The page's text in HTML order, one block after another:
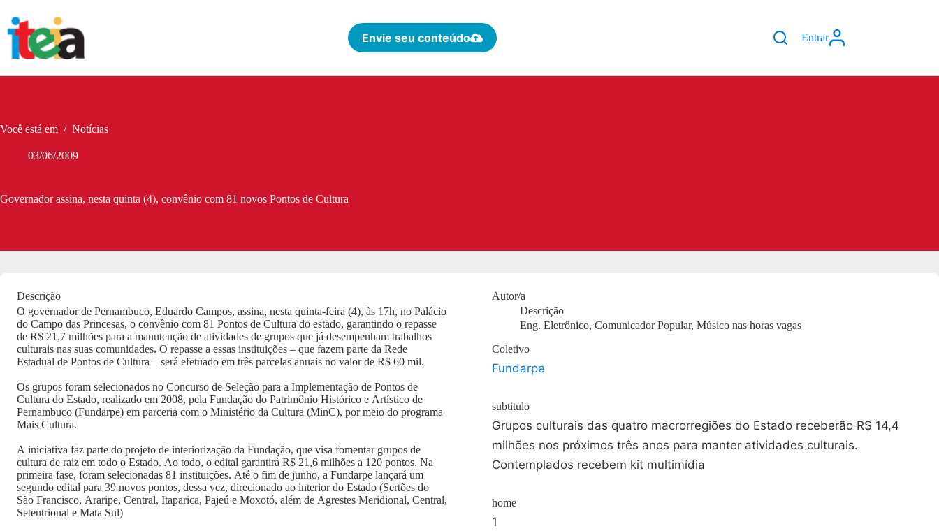
para
conteúdo
Envie seu conteúdo Entrar
Você está em / Notícias
03/06/2009
Governador assina, nesta quinta (4), convênio com 81 novos Pontos de Cultura
Descrição
O governador de Pernambuco, Eduardo Campos, assina, nesta quinta-feira (4), às 17h, no Palácio
do Campo das Princesas, o convênio com 81 Pontos de Cultura do estado, garantindo o repasse
de R$ 21,7 milhões para a manutenção de atividades de grupos que já desempenham trabalhos
culturais nas suas comunidades. O repasse a essas instituições – que fazem parte da Rede
Estadual de Pontos de Cultura – será efetuado em três parcelas anuais no valor de R$ 60 mil.
Os grupos foram selecionados no Concurso de Seleção para a Implementação de Pontos de
Cultura do Estado, realizado em 2008, pela Fundação do Patrimônio Histórico e Artístico de
Pernambuco (Fundarpe) em parceria com o Ministério da Cultura (MinC), por meio do programa
Mais Cultura.
A iniciativa faz parte do projeto de interiorização da Fundação, que visa fomentar grupos de
cultura de raiz em todo o Estado. Ao todo, o edital garantirá R$ 21,6 milhões a 120 pontos. Na
primeira fase, foram selecionadas 81 instituições. Até o fim de junho, a Fundarpe lançará um
segundo edital para 39 novos pontos, dessa vez, direcionado ao interior do Estado (Sertões do
São Francisco, Araripe, Central, Itaparica, Pajeú e Moxotó, além de Agrestes Meridional, Central,
Setentrional e Mata Sul)
Autor/a
Descrição
Eng. Eletrônico, Comunicador Popular, Músico nas horas vagas
Coletivo
Fundarpe
subtitulo
Grupos culturais das quatro macrorregiões do Estado receberão R$ 14,4
milhões nos próximos três anos para manter atividades culturais.
Contemplados recebem kit multimídia
home
1